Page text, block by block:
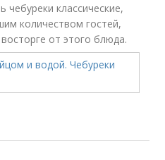
чебуреки классические,
количеством гостей,
от этого блюда.